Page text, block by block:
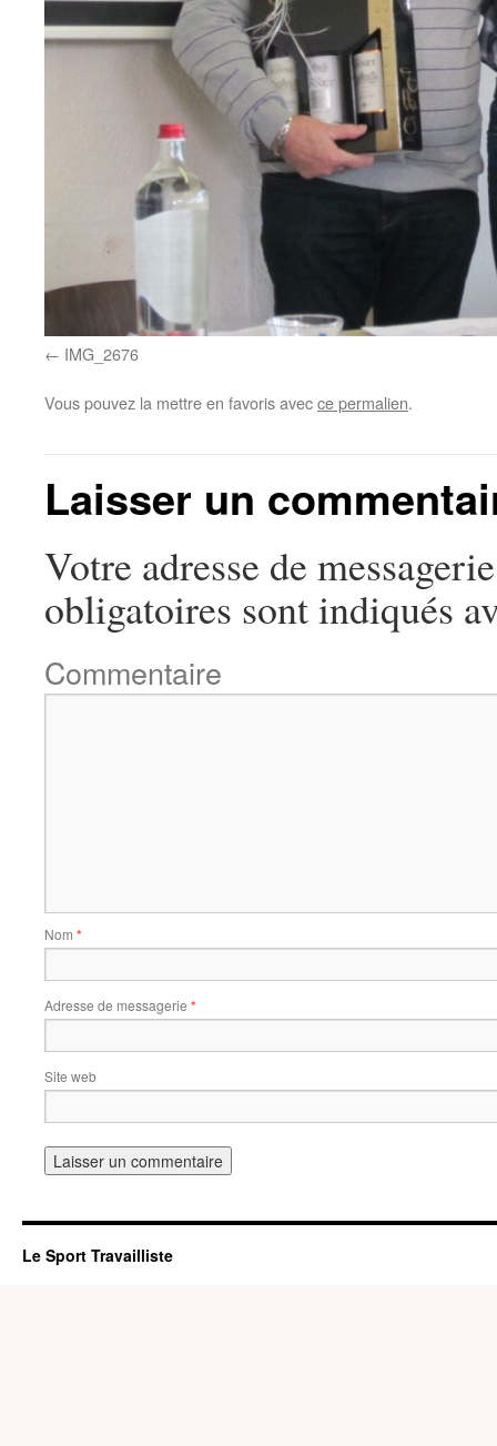
IMG_2676
Vous pouvez la mettre en favoris avecce permalien.
Laisser un
Votre adresse de
obligatoires sont indiqués
Commentaire
Nom *
Adresse de messagerie *
Site web
Le Sport Travailliste